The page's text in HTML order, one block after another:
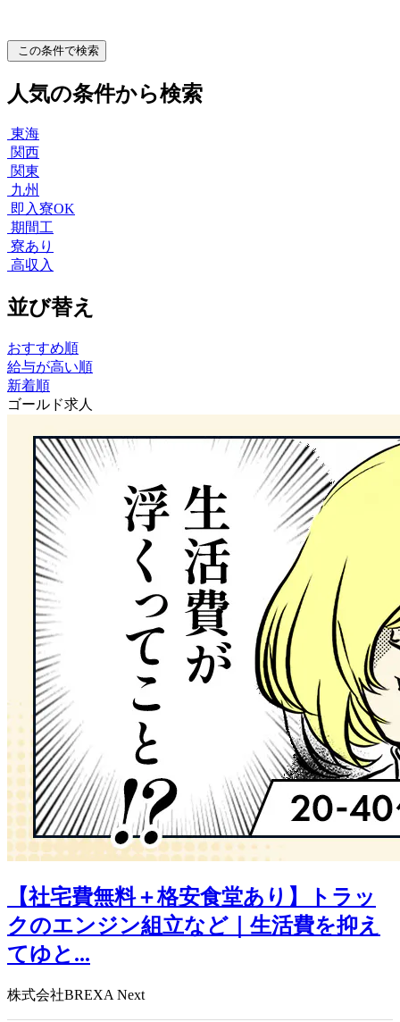
この条件で検索
人気の条件から検索
東海
関西
関東
九州
即入寮OK
期間工
寮あり
高収入
並び替え
おすすめ順
給与が高い順
新着順
ゴールド求人
【社宅費無料＋格安食堂あり】トラッ
クのエンジン組立など｜生活費を抑え
てゆと...
株式会社BREXA Next